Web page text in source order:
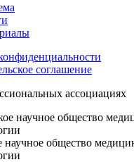
соглашение
ассоциациях
научное общество